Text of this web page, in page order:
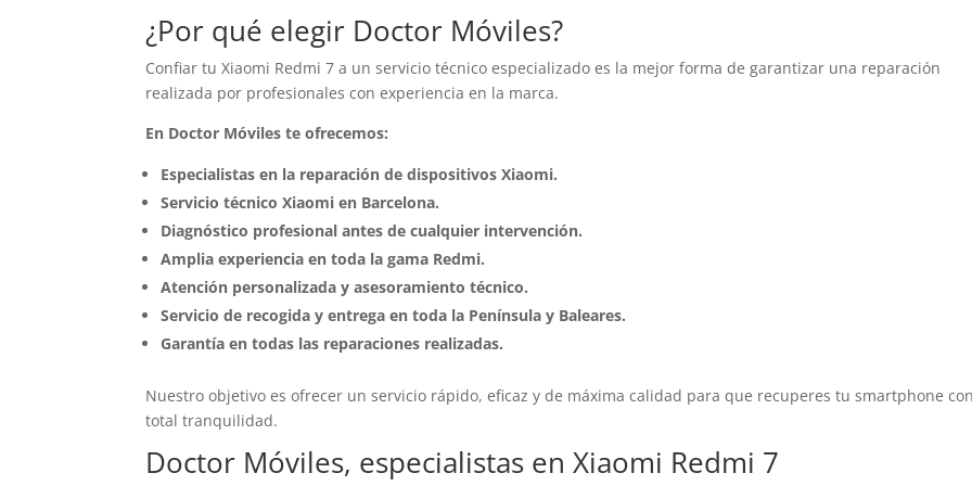
¿Por qué elegir Doctor Móviles?
Confiar tu Xiaomi Redmi 7 a un servicio técnico especializado es la mejor forma de garantizar una reparación
realizada por profesionales con experiencia en la marca.
En Doctor Móviles te ofrecemos:
Especialistas en la reparación de dispositivos Xiaomi.
Servicio técnico Xiaomi en Barcelona.
Diagnóstico profesional antes de cualquier intervención.
Amplia experiencia en toda la gama Redmi.
Atención personalizada y asesoramiento técnico.
Servicio de recogida y entrega en toda la Península y Baleares.
Garantía en todas las reparaciones realizadas.
Nuestro objetivo es ofrecer un servicio rápido, eficaz y de máxima calidad para que recuperes tu smartphone
total tranquilidad.
Doctor Móviles, especialistas en Xiaomi Redmi 7